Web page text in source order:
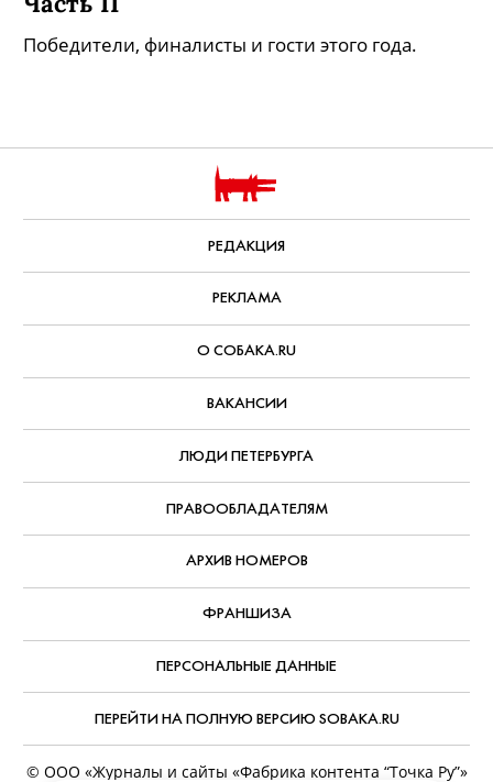
Победители, финалисты и гости этого года.
РЕДАКЦИЯ
РЕКЛАМА
О СОБАКА.RU
ВАКАНСИИ
ЛЮДИ ПЕТЕРБУРГА
ПРАВООБЛАДАТЕЛЯМ
АРХИВ НОМЕРОВ
ФРАНШИЗА
ПЕРСОНАЛЬНЫЕ ДАННЫЕ
ПЕРЕЙТИ НА ПОЛНУЮ ВЕРСИЮ SOBAKA.RU
© ООО «Журналы и сайты «Фабрика контента “Точка Ру”»